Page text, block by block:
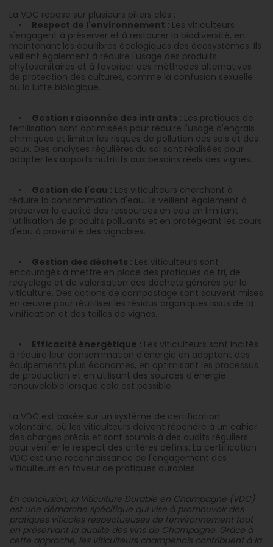
La VDC repose sur plusieurs piliers clés :
• Respect de l'environnement : Les viticulteurs
s'engagent à préserver et à restaurer la biodiversité, en
maintenant les équilibres écologiques des écosystèmes. Ils
veillent également à réduire l'usage des produits
phytosanitaires et à favoriser des méthodes alternatives
de protection des cultures, comme la confusion sexuelle
ou la lutte biologique.
• Gestion raisonnée des intrants : Les pratiques de
fertilisation sont optimisées pour réduire l'usage d'engrais
chimiques et limiter les risques de pollution des sols et des
eaux. Des analyses régulières du sol sont réalisées pour
adapter les apports nutritifs aux besoins réels des vignes.
• Gestion de l'eau : Les viticulteurs cherchent à
réduire la consommation d'eau. Ils veillent également à
préserver la qualité des ressources en eau en limitant
l'utilisation de produits polluants et en protégeant les cours
d'eau à proximité des vignobles.
• Gestion des déchets : Les viticulteurs sont
encouragés à mettre en place des pratiques de tri, de
recyclage et de valorisation des déchets générés par la
viticulture. Des actions de compostage sont souvent mises
en œuvre pour réutiliser les résidus organiques issus de la
vinification et des tailles de vignes.
• Efficacité énergétique : Les viticulteurs sont incités
à réduire leur consommation d'énergie en adoptant des
équipements plus économes, en optimisant les processus
de production et en utilisant des sources d'énergie
renouvelable lorsque cela est possible.
La VDC est basée sur un système de certification
volontaire, où les viticulteurs doivent répondre à un cahier
des charges précis et sont soumis à des audits réguliers
pour vérifier le respect des critères définis. La certification
VDC est une reconnaissance de l'engagement des
viticulteurs en faveur de pratiques durables.
En conclusion, la Viticulture Durable en Champagne (VDC)
est une démarche spécifique qui vise à promouvoir des
pratiques viticoles respectueuses de l'environnement tout
en préservant la qualité des vins de Champagne. Grâce à
cette approche, les viticulteurs champenois contribuent à la